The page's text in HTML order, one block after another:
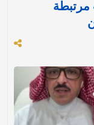
مرتبطة